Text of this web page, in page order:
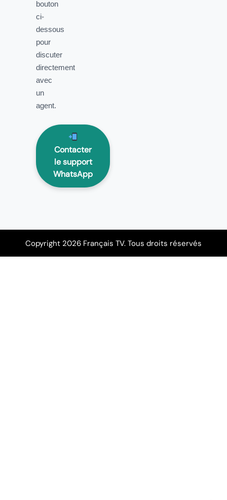
bouton
ci-
dessous
pour
discuter
directement
avec
un
agent.
Contacter
le support
WhatsApp
Copyright 2026 Français TV. Tous droits réservés